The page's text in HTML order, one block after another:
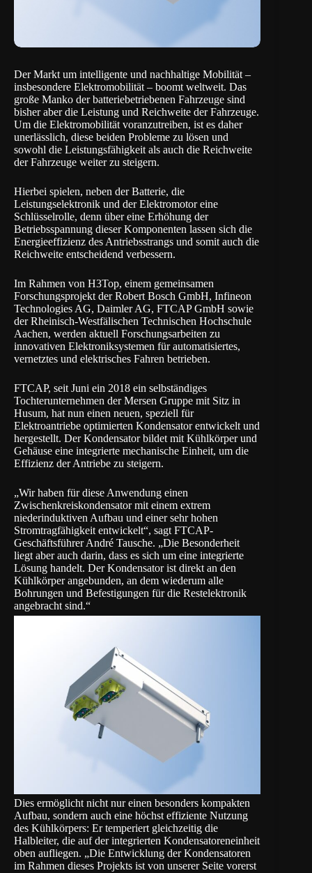
Der Markt um intelligente und nachhaltige Mobilität –
insbesondere Elektromobilität – boomt weltweit. Das
große Manko der batteriebetriebenen Fahrzeuge sind
bisher aber die Leistung und Reichweite der Fahrzeuge.
Um die Elektromobilität voranzutreiben, ist es daher
unerlässlich, diese beiden Probleme zu lösen und
sowohl die Leistungsfähigkeit als auch die Reichweite
der Fahrzeuge weiter zu steigern.
Hierbei spielen, neben der Batterie, die
Leistungselektronik und der Elektromotor eine
Schlüsselrolle, denn über eine Erhöhung der
Betriebsspannung dieser Komponenten lassen sich die
Energieeffizienz des Antriebsstrangs und somit auch die
Reichweite entscheidend verbessern.
Im Rahmen von H3Top, einem gemeinsamen
Forschungsprojekt der Robert Bosch GmbH, Infineon
Technologies AG, Daimler AG, FTCAP GmbH sowie
der Rheinisch-Westfälischen Technischen Hochschule
Aachen, werden aktuell Forschungsarbeiten zu
innovativen Elektroniksystemen für automatisiertes,
vernetztes und elektrisches Fahren betrieben.
FTCAP, seit Juni ein 2018 ein selbständiges
Tochterunternehmen der Mersen Gruppe mit Sitz in
Husum, hat nun einen neuen, speziell für
Elektroantriebe optimierten Kondensator entwickelt und
hergestellt. Der Kondensator bildet mit Kühlkörper und
Gehäuse eine integrierte mechanische Einheit, um die
Effizienz der Antriebe zu steigern.
„Wir haben für diese Anwendung einen
Zwischenkreiskondensator mit einem extrem
niederinduktiven Aufbau und einer sehr hohen
Stromtragfähigkeit entwickelt“, sagt FTCAP-
Geschäftsführer André Tausche. „Die Besonderheit
liegt aber auch darin, dass es sich um eine integrierte
Lösung handelt. Der Kondensator ist direkt an den
Kühlkörper angebunden, an dem wiederum alle
Bohrungen und Befestigungen für die Restelektronik
angebracht sind.“
Dies ermöglicht nicht nur einen besonders kompakten
Aufbau, sondern auch eine höchst effiziente Nutzung
des Kühlkörpers: Er temperiert gleichzeitig die
Halbleiter, die auf der integrierten Kondensatoreneinheit
oben aufliegen. „Die Entwicklung der Kondensatoren
im Rahmen dieses Projekts ist von unserer Seite vorerst